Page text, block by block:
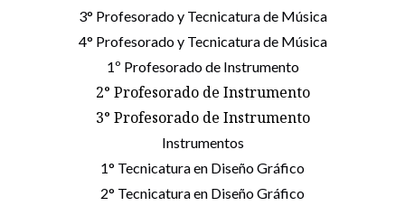
3° Profesorado y Tecnicatura de Música
4° Profesorado y Tecnicatura de Música
1º Profesorado de Instrumento
2° Profesorado de Instrumento
3° Profesorado de Instrumento
Instrumentos
1° Tecnicatura en Diseño Gráfico
2° Tecnicatura en Diseño Gráfico